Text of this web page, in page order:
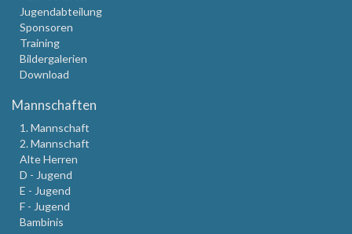
Jugendabteilung
Sponsoren
Training
Bildergalerien
Download
Mannschaften
1. Mannschaft
2. Mannschaft
Alte Herren
D - Jugend
E - Jugend
F - Jugend
Bambinis